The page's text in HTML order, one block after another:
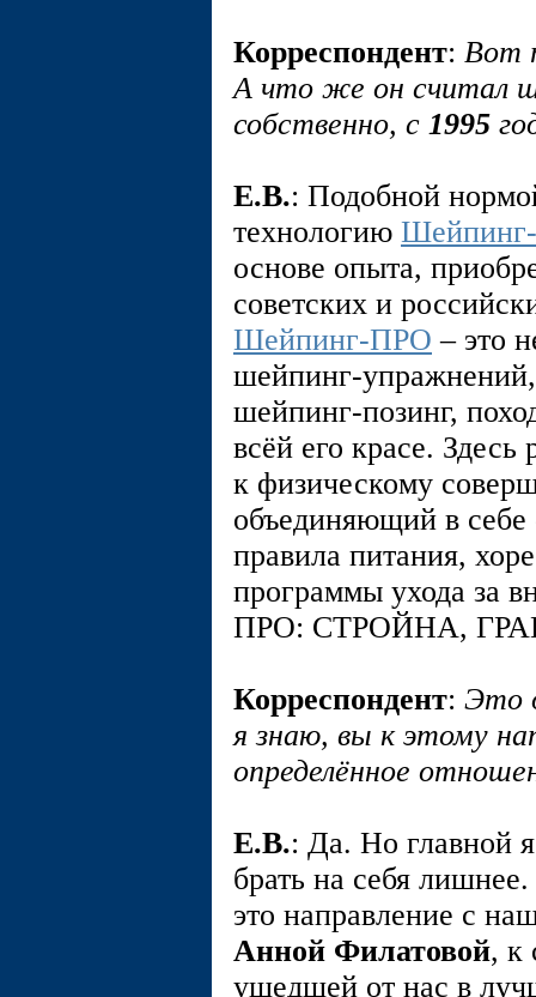
Корреспондент: Вот
А что же он считал
собственно, с 1995
E.В.: Подобной
технологию
основе опыта,
советских и
Шейпинг-ПРО – это
шейпинг-
шейпинг-позинг,
всёй его красе. Здесь
к физическому
объединяющий в
правила питания,
программы ухода
ПРО: СТРОЙНА,
Корреспондент: Это
я знаю, вы к этому
определённое
E.В.: Да. Но главной
брать на себя
это направление с
Анной Филатовой, к
ушедшей от нас в